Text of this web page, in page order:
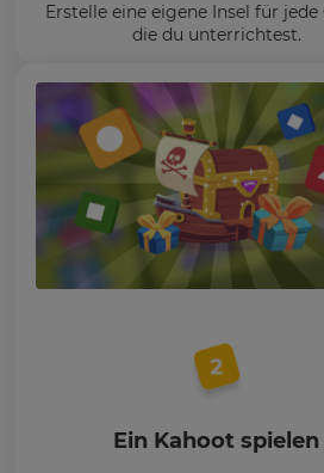
Erstelle eine eigene Insel für jede
die du unterrichtest.
Ein Kahoot spielen